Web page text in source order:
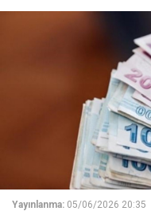
Yayınlanma: 05/06/2026 20:35